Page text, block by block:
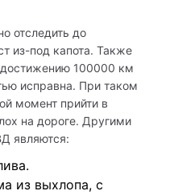
отследить до
из-под капота. Также
100000 км
исправна. При таком
момент прийти в
на дороге. Другими
являются:
из выхлопа, с